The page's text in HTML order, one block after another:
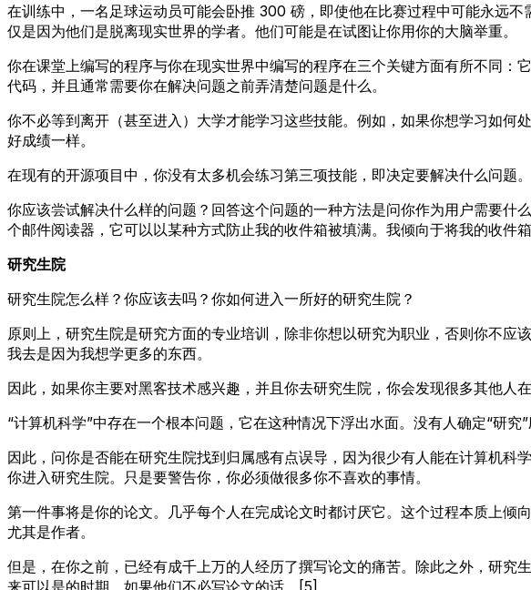
在训练中，一名足球运动员可能会卧推 300 磅，即使他在比赛过程中可能永远
仅是因为他们是脱离现实世界的学者。他们可能是在试图让你用你的大脑举重。
你在课堂上编写的程序与你在现实世界中编写的程序在三个关键方面有所不同
代码，并且通常需要你在解决问题之前弄清楚问题是什么。
你不必等到离开（甚至进入）大学才能学习这些技能。例如，如果你想学习如
好成绩一样。
在现有的开源项目中，你没有太多机会练习第三项技能，即决定要解决什么问题
你应该尝试解决什么样的问题？回答这个问题的一种方法是问你作为用户需要
个邮件阅读器，它可以以某种方式防止我的收件箱被填满。我倾向于将我的收件
研究生院
研究生院怎么样？你应该去吗？你如何进入一所好的研究生院？
原则上，研究生院是研究方面的专业培训，除非你想以研究为职业，否则你不应
我去是因为我想学更多的东西。
因此，如果你主要对黑客技术感兴趣，并且你去研究生院，你会发现很多其他
“计算机科学”中存在一个根本问题，它在这种情况下浮出水面。没有人确定“研
因此，问你是否能在研究生院找到归属感有点误导，因为很少有人能在计算机
你进入研究生院。只是要警告你，你必须做很多你不喜欢的事情。
第一件事将是你的论文。几乎每个人在完成论文时都讨厌它。这个过程本质上倾
尤其是作者。
但是，在你之前，已经有成千上万的人经历了撰写论文的痛苦。除此之外，研
来可以是的时期，如果他们不必写论文的话。[5]